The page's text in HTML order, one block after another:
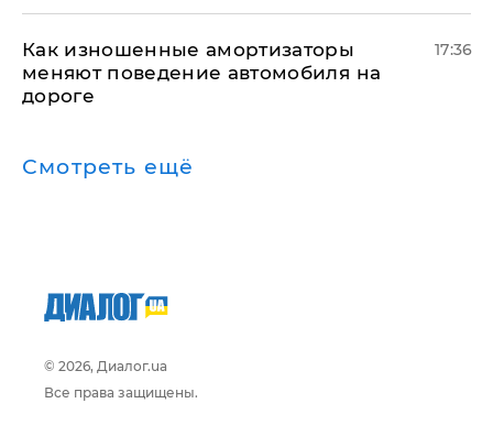
Как изношенные амортизаторы
меняют поведение автомобиля на
дороге
17:36
Смотреть ещё
© 2026, Диалог.ua
Все права защищены.